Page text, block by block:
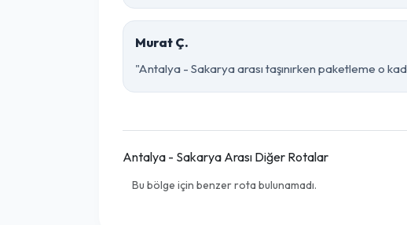
Murat Ç.
"Antalya - Sakarya arası taşınırken paketleme o
Antalya - Sakarya Arası Diğer Rotalar
Bu bölge için benzer rota bulunamadı.